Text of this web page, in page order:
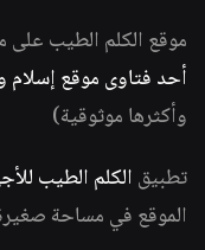
موقع الكلم الطيب على
أحد فتاوى موقع
وأكثرها موثوقية)
تطبيق الكلم الطيب
الموقع في مساحة